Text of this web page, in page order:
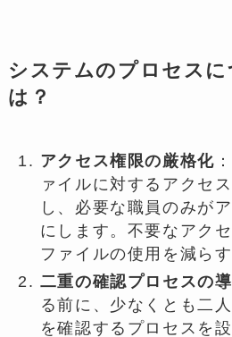
システムのプロセス
は？
アクセス権限の厳格化
ァイルに対するアクセ
し、必要な職員のみが
にします。不要なアク
ファイルの使用を減ら
二重の確認プロセスの
る前に、少なくとも二
を確認するプロセスを